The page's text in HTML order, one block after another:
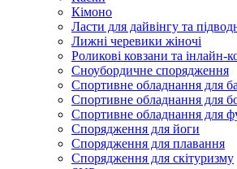
Кімоно
Ласти для дайвінгу та
Лижні черевики жіночі
Роликові ковзани та інлайн-
Сноубордичне спорядження
Спортивне обладнання для
Спортивне обладнання для
Спортивне обладнання для
Спорядження для йоги
Спорядження для плавання
Спорядження для скітуризму